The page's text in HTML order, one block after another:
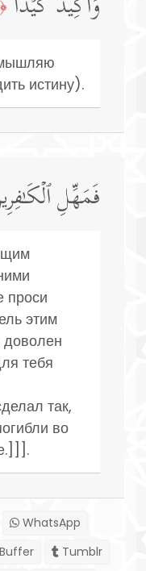
﴿16﴾
истину).
فَمَهِّلِ
проси
этим
доволен
тебя
так,
во
WhatsApp
Tumblr